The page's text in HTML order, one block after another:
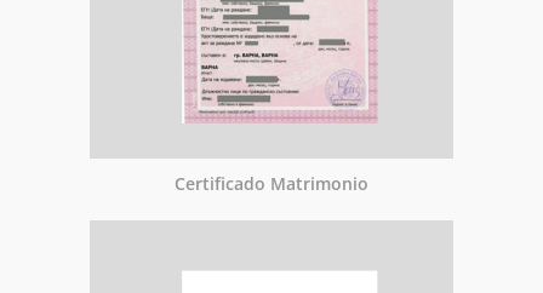
Certificado Matrimonio